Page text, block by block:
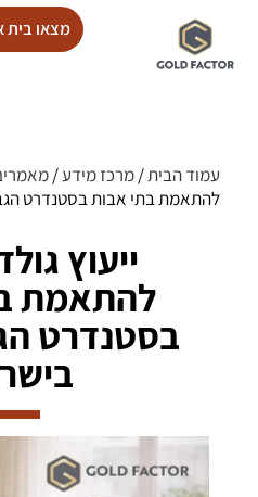
מצאו בית
עמוד הבית/מרכז מידע/
להתאמת בתי אבות בסטנדרט
ייעוץ
להתאמת
בסטנדרט